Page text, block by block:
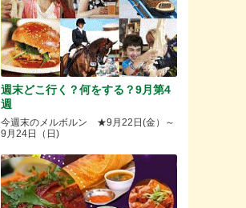
週末どこ行く？何をする？9月第4
週
今週末のメルボルン ★9月22日(金）～
9月24日（日)